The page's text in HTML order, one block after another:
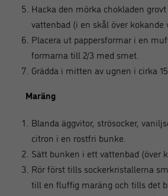
Hacka den mörka chokladen
vattenbad (i en skål över kokande
Placera ut pappersformar i en
formarna till 2/3 med smet.
Grädda i mitten av ugnen i cirka
Maräng
Blanda äggvitor, strösocker,
citron i en rostfri bunke.
Sätt bunken i ett vattenbad (över
Rör först tills sockerkristallerna
till en fluffig maräng och tills det